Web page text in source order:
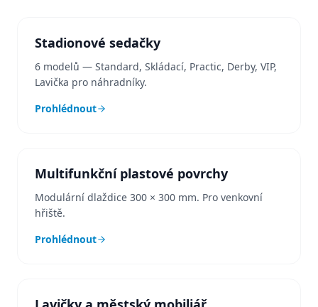
Stadionové sedačky
6 modelů — Standard, Skládací, Practic, Derby, VIP,
Lavička pro náhradníky.
Prohlédnout
Multifunkční plastové povrchy
Modulární dlaždice 300 × 300 mm. Pro venkovní
hřiště.
Prohlédnout